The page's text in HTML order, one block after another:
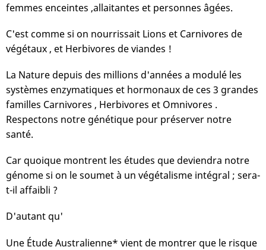
femmes enceintes ,allaitantes et personnes âgées.
C'est comme si on nourrissait Lions et Carnivores de
végétaux , et Herbivores de viandes !
La Nature depuis des millions d'années a modulé les
systèmes enzymatiques et hormonaux de ces 3 grandes
familles Carnivores , Herbivores et Omnivores .
Respectons notre génétique pour préserver notre
santé.
Car quoique montrent les études que deviendra notre
génome si on le soumet à un végétalisme intégral ; sera-
t-il affaibli ?
D'autant qu'
Une Étude Australienne* vient de montrer que le risque